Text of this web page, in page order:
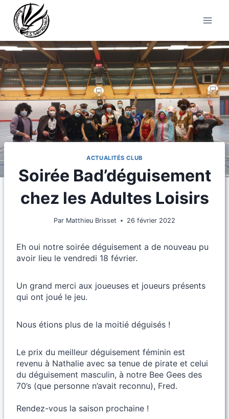
contenu
ACTUALITÉS CLUB
Soirée Bad’déguisement
chez les Adultes Loisirs
Par Matthieu Brisset 26 février 2022
Eh oui notre soirée déguisement a de nouveau pu
avoir lieu le vendredi 18 février.
Un grand merci aux joueuses et joueurs présents
qui ont joué le jeu.
Nous étions plus de la moitié déguisés !
Le prix du meilleur déguisement féminin est
revenu à Nathalie avec sa tenue de pirate et celui
du déguisement masculin, à notre Bee Gees des
70’s (que personne n’avait reconnu), Fred.
Rendez-vous la saison prochaine !